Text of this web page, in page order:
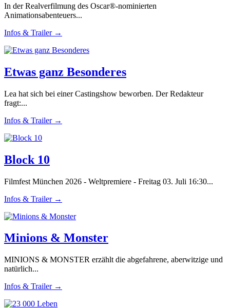
In der Realverfilmung des Oscar®-nominierten
Animationsabenteuers...
Infos & Trailer →
Etwas ganz Besonderes
Lea hat sich bei einer Castingshow beworben. Der Redakteur
fragt:...
Infos & Trailer →
Block 10
Filmfest München 2026 - Weltpremiere - Freitag 03. Juli 16:30...
Infos & Trailer →
Minions & Monster
MINIONS & MONSTER erzählt die abgefahrene, aberwitzige und
natürlich...
Infos & Trailer →